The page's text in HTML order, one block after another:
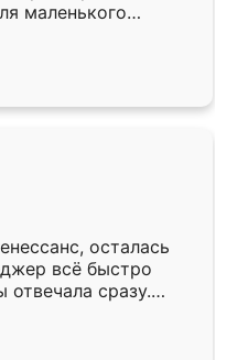
маленького
,во второй раз
очень
быстрая,
разнообразный.
то потребуется из
только здесь.
осталась
всё быстро
отвечала сразу.
подошёл к
Собрали